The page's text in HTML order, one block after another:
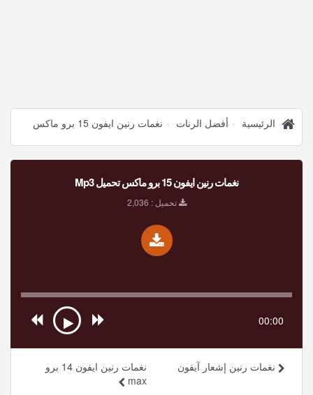
الرئيسية أفضل الرنات نغمات رنين ايفون 15 برو ماكس
نغمات رنين ايفون 15 برو ماكس تحميل Mp3
تحميل : 2,036
00:00
نغمات رنين ايفون 14 برو
max
نغمات رنين إشعار آيفون